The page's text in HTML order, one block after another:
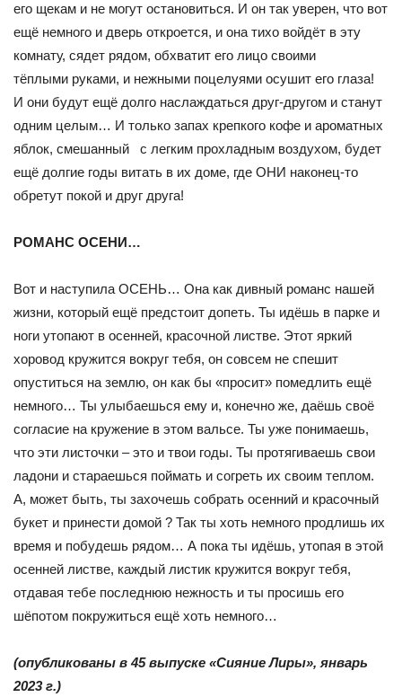
его щекам и не могут остановиться. И он так уверен, что вот
ещё немного и дверь откроется, и она тихо войдёт в эту
комнату, сядет рядом, обхватит его лицо своими
тёплыми руками, и нежными поцелуями осушит его глаза!
И они будут ещё долго наслаждаться друг-другом и станут
одним целым… И только запах крепкого кофе и ароматных
яблок, смешанный с легким прохладным воздухом, будет
ещё долгие годы витать в их доме, где ОНИ наконец-то
обретут покой и друг друга!
РОМАНС ОСЕНИ…
Вот и наступила ОСЕНЬ… Она как дивный романс нашей
жизни, который ещё предстоит допеть. Ты идёшь в парке и
ноги утопают в осенней, красочной листве. Этот яркий
хоровод кружится вокруг тебя, он совсем не спешит
опуститься на землю, он как бы «просит» помедлить ещё
немного… Ты улыбаешься ему и, конечно же, даёшь своё
согласие на кружение в этом вальсе. Ты уже понимаешь,
что эти листочки – это и твои годы. Ты протягиваешь свои
ладони и стараешься поймать и согреть их своим теплом.
А, может быть, ты захочешь собрать осенний и красочный
букет и принести домой ? Так ты хоть немного продлишь их
время и побудешь рядом… А пока ты идёшь, утопая в этой
осенней листве, каждый листик кружится вокруг тебя,
отдавая тебе последнюю нежность и ты просишь его
шёпотом покружиться ещё хоть немного…
(опубликованы в 45 выпуске «Сияние Лиры», январь
2023 г.)